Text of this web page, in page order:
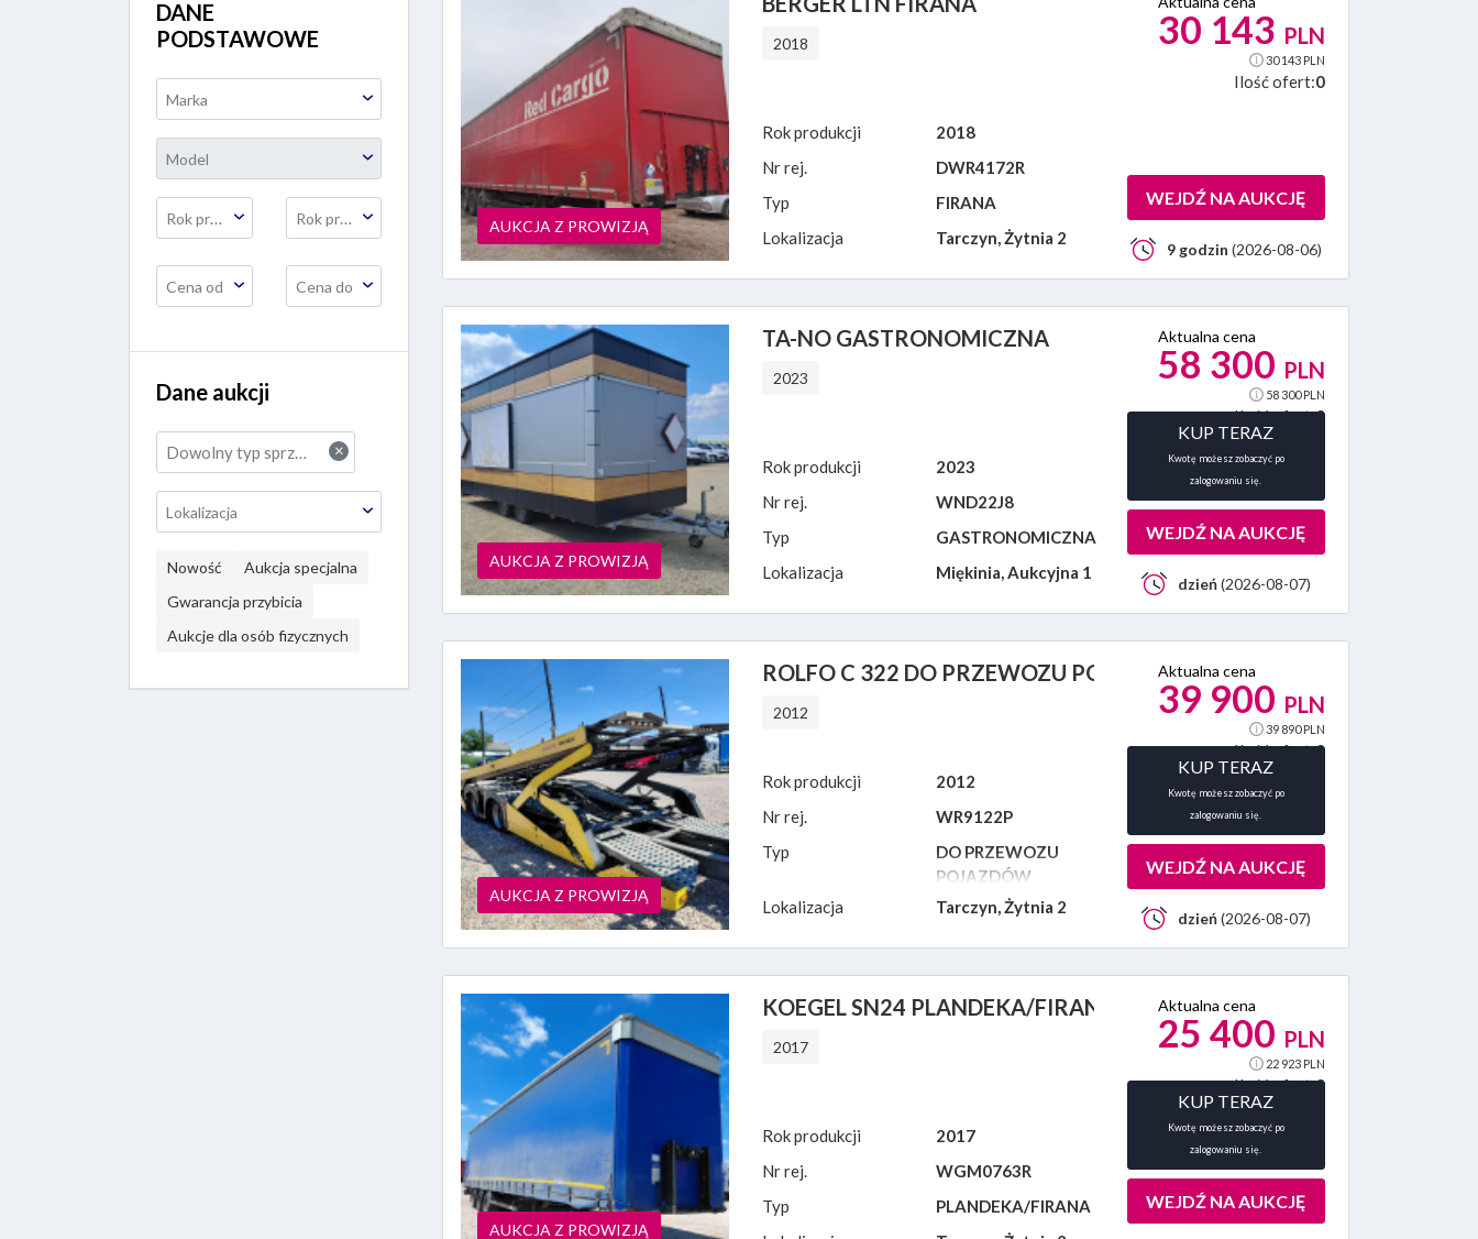
DANE
PODSTAWOWE
Marka
Model
Rok prod. od Rok prod. do
Cena od Cena do
Dane aukcji
×
Dowolny typ sprzedaży
Lokalizacja
Nowość
Aukcja specjalna
Gwarancja przybicia
Aukcje dla osób fizycznych
AUKCJA Z PROWIZJĄ
2018
Rok produkcji
2018
Nr rej.
DWR4172R
Typ
FIRANA
Lokalizacja
Tarczyn, Żytnia 2
30 143 PLN
30 143 PLN
Ilość ofert:0
WEJDŹ NA AUKCJĘ
9 godzin (2026-08-06)
AUKCJA Z PROWIZJĄ
TA-NO GASTRONOMICZNA
2023
Rok produkcji
2023
Nr rej.
WND22J8
Typ
GASTRONOMICZNA
Lokalizacja
Miękinia, Aukcyjna 1
Aktualna cena
58 300 PLN
58 300 PLN
Ilość ofert:0
KUP TERAZ
Kwotę możesz zobaczyć po
zalogowaniu się.
WEJDŹ NA AUKCJĘ
dzień(2026-08-07)
AUKCJA Z PROWIZJĄ
ROLFO C 322 DO PRZEWOZU POJAZDÓW
2012
Rok produkcji
2012
Nr rej.
WR9122P
Typ
DO PRZEWOZU
POJAZDÓW
Lokalizacja
Tarczyn, Żytnia 2
Aktualna cena
39 900 PLN
39 890 PLN
Ilość ofert:0
KUP TERAZ
Kwotę możesz zobaczyć po
zalogowaniu się.
WEJDŹ NA AUKCJĘ
dzień(2026-08-07)
AUKCJA Z PROWIZJĄ
KOEGEL SN24 PLANDEKA/FIRANA
2017
Rok produkcji
2017
Nr rej.
WGM0763R
Typ
PLANDEKA/FIRANA
Aktualna cena
25 400 PLN
22 923 PLN
Ilość ofert:0
KUP TERAZ
Kwotę możesz zobaczyć po
zalogowaniu się.
WEJDŹ NA AUKCJĘ